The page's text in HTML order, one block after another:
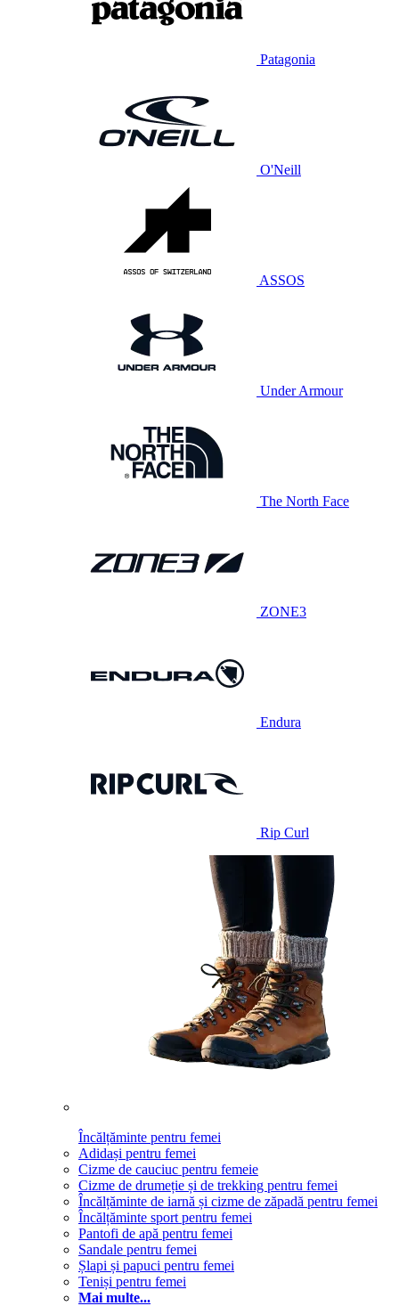
Patagonia
O'Neill
ASSOS
Under Armour
The North Face
ZONE3
Endura
Rip Curl
Încălțăminte pentru femei
Adidași pentru femei
Cizme de cauciuc pentru femeie
Cizme de drumeție și de trekking pentru femei
Încălțăminte de iarnă și cizme de zăpadă pentru femei
Încălțăminte sport pentru femei
Pantofi de apă pentru femei
Sandale pentru femei
Șlapi și papuci pentru femei
Teniși pentru femei
Mai multe...